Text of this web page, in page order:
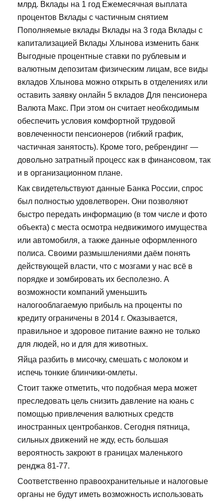
млрд. Вклады на 1 год Ежемесячная выплата
процентов Вклады с частичным снятием
Пополняемые вклады Вклады на 3 года Вклады с
капитализацией Вклады Хлынова изменить банк
Выгодные процентные ставки по рублевым и
валютным депозитам физическим лицам, все виды
вкладов Хлынова можно открыть в отделениях или
оставить заявку онлайн 5 вкладов Для пенсионера
Валюта Макс. При этом он считает необходимым
обеспечить условия комфортной трудовой
вовлеченности пенсионеров (гибкий график,
частичная занятость). Кроме того, ребрендинг —
довольно затратный процесс как в финансовом, так
и в организационном плане.
Как свидетельствуют данные Банка России, спрос
был полностью удовлетворен. Они позволяют
быстро передать информацию (в том числе и фото
объекта) с места осмотра недвижимого имущества
или автомобиля, а также данные оформленного
полиса. Своими размышлениями даём понять
действующей власти, что с мозгами у нас всё в
порядке и зомбировать их бесполезно. А
возможности компаний уменьшить
налогооблагаемую прибыль на проценты по
кредиту ограничены в 2014 г. Оказывается,
правильное и здоровое питание важно не только
для людей, но и для для животных.
Яйца разбить в мисочку, смешать с молоком и
испечь тонкие блинчики-омлеты.
Стоит также отметить, что подобная мера может
преследовать цель снизить давление на юань с
помощью привлечения валютных средств
иностранных центробанков. Сегодня пятница,
сильных движений не жду, есть большая
вероятность закроют в границах маленького
ренджа 81-77.
Соответственно правоохранительные и налоговые
органы не будут иметь возможность использовать